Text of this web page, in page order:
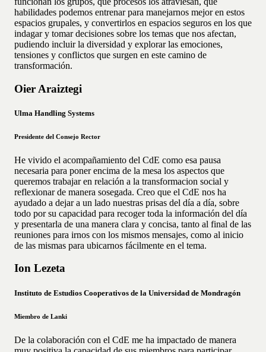
habilidades podemos entrenar para manejarnos mejor en estos
espacios grupales, y convertirlos en espacios seguros en los que
indagar y tomar decisiones sobre los temas que nos afectan,
pudiendo incluir la diversidad y explorar las emociones,
tensiones y conflictos que surgen en este camino de
transformación.
Oier Araiztegi
Ulma Handling Systems
Presidente del Consejo Rector
He vivido el acompañamiento del CdE como esa pausa
necesaria para poner encima de la mesa los aspectos que
queremos trabajar en relación a la transformacion social y
reflexionar de manera sosegada. Creo que el CdE nos ha
ayudado a dejar a un lado nuestras prisas del día a día, sobre
todo por su capacidad para recoger toda la información del día
y presentarla de una manera clara y concisa, tanto al final de las
reuniones para irnos con los mismos mensajes, como al inicio
de las mismas para ubicarnos fácilmente en el tema.
Ion Lezeta
Instituto de Estudios Cooperativos de la Universidad de Mondragón
Miembro de Lanki
De la colaboración con el CdE me ha impactado de manera